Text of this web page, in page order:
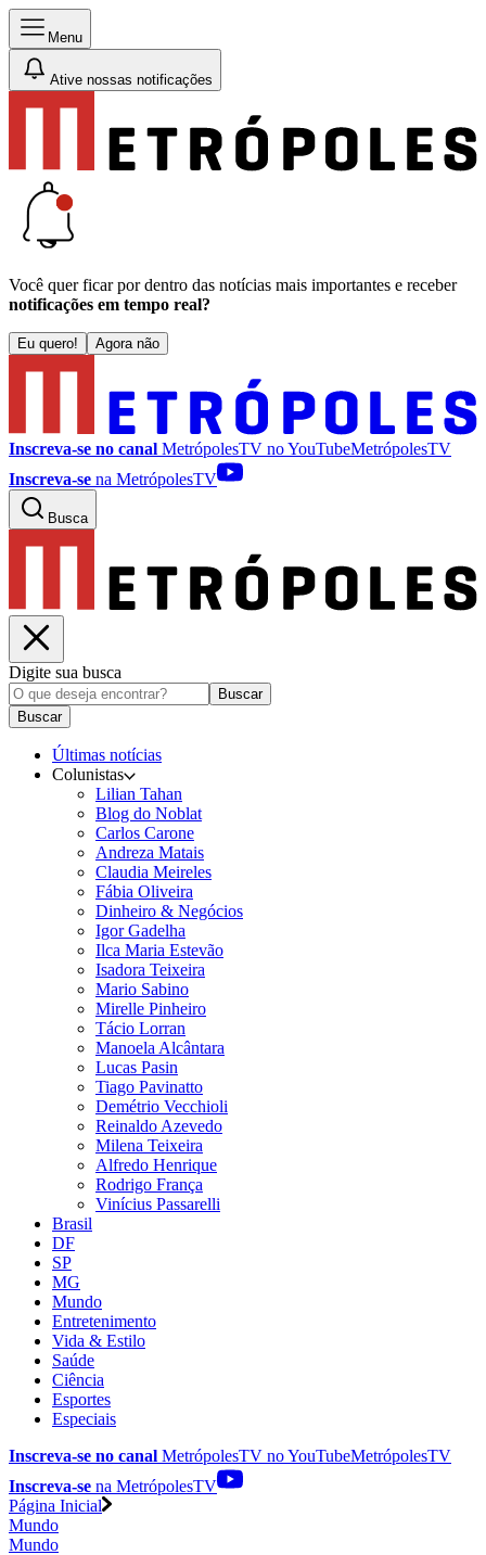
Menu
Ative nossas notificações
Você quer ficar por dentro das notícias mais importantes e receber
notificações em tempo real?
Eu quero! Agora não
Inscreva-se no canal MetrópolesTV noYouTubeMetrópolesTV
Inscreva-se na MetrópolesTV
Busca
Digite sua busca
Buscar
Buscar
Últimas notícias
Colunistas
Lilian Tahan
Blog do Noblat
Carlos Carone
Andreza Matais
Claudia Meireles
Fábia Oliveira
Dinheiro & Negócios
Igor Gadelha
Ilca Maria Estevão
Isadora Teixeira
Mario Sabino
Mirelle Pinheiro
Tácio Lorran
Manoela Alcântara
Lucas Pasin
Tiago Pavinatto
Demétrio Vecchioli
Reinaldo Azevedo
Milena Teixeira
Alfredo Henrique
Rodrigo França
Vinícius Passarelli
Brasil
DF
SP
MG
Mundo
Entretenimento
Vida & Estilo
Saúde
Ciência
Esportes
Especiais
Inscreva-se no canal MetrópolesTV noYouTubeMetrópolesTV
Inscreva-se na MetrópolesTV
Página Inicial
Mundo
Mundo